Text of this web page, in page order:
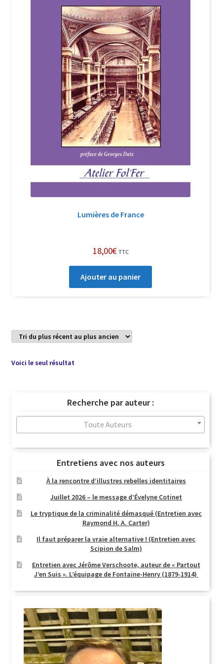
Login Customizer
Nous Contacter
Politique de confidentialité et cookies
Qui sommes-nous ?
Soutien à Philippe Randa
Suivi de la Commande
Lumières de France
18,00€ TTC
Ajouter au panier
Voici le seul résultat
Recherche par auteur :
Toute Auteurs
Entretiens avec nos auteurs
À la rencontre d’illustres rebelles identitaires
Juillet 2026 – le message d’Évelyne Cotinet
Le tryptique de la criminalité démasqué (Entretien avec
Raymond H. A. Carter)
Il faut préparer la vraie alternative ! (Entretien avec
Scipion de Salm)
Entretien avec Jérôme Verschoote, auteur de « Partout
J’en Suis ». L’équipage de Fontaine-Henry (1879-1914)